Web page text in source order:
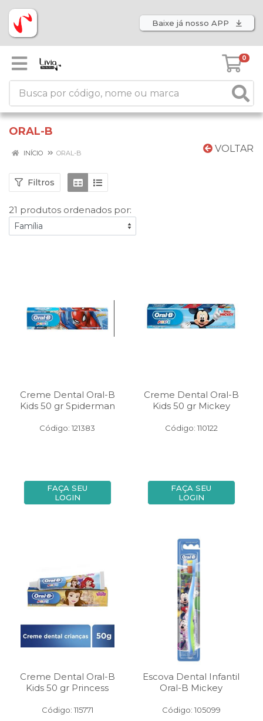
Baixe já nosso APP
0
ORAL-B
VOLTAR
INÍCIO ORAL-B
Filtros
21 produtos ordenados por:
Creme Dental Oral-B
Kids 50 gr Spiderman
Código: 121383
FAÇA SEU
LOGIN
Creme Dental Oral-B
Kids 50 gr Mickey
Código: 110122
FAÇA SEU
LOGIN
Creme Dental Oral-B
Kids 50 gr Princess
Código: 115771
Escova Dental Infantil
Oral-B Mickey
Código: 105099